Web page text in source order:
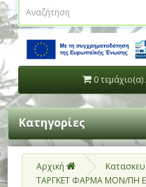
0
Κατηγορίες
Αρχική
ΤΑΡΓΚΕΤ ΦΑΡΜΑ ΜΟΝ/ΠΗ